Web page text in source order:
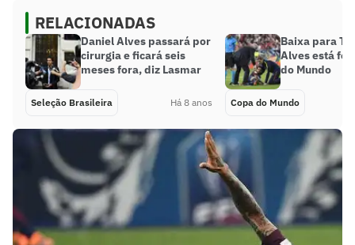
RELACIONADAS
Daniel Alves passará por
cirurgia e ficará seis
meses fora, diz Lasmar
Seleção Brasileira Há 8 anos
Baixa para
Alves está
do Mundo
Copa do Mundo